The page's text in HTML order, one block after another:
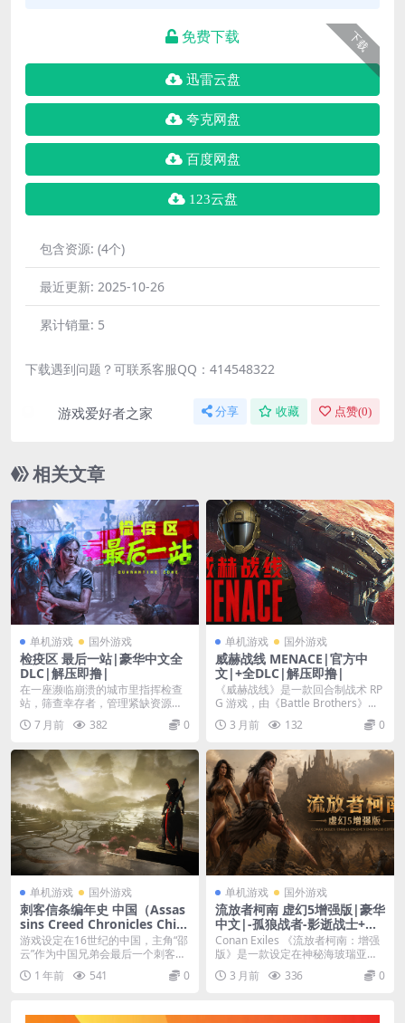
下载
免费下载
迅雷云盘
夸克网盘
百度网盘
123云盘
包含资源: (4个)
最近更新: 2025-10-26
累计销量: 5
下载遇到问题？可联系客服QQ：414548322
游戏爱好者之家 分享 收藏 点赞(0)
相关文章
单机游戏 国外游戏
检疫区 最后一站|豪华中文全
DLC|解压即撸|
在一座濒临崩溃的城市里指挥检查
站，筛查幸存者，管理紧缺资源，
抵御不死者的入侵。你...
7 月前 382 0
单机游戏 国外游戏
威赫战线 MENACE|官方中
文|+全DLC|解压即撸|
《威赫战线》是一款回合制战术 RP
G 游戏，由《Battle Brothers》...
3 月前
132 0
单机游戏 国外游戏
刺客信条编年史 中国（Assas
sins Creed Chronicles Chin
a）免安装中文版
游戏设定在16世纪的中国，主角“邵
云”作为中国兄弟会最后一个刺客，
带着复仇之心重...
1 年前 541 0
单机游戏 国外游戏
流放者柯南 虚幻5增强版|豪华
中文|-孤狼战者-影逝战士+预
购特典+全DLC|解压即撸|
Conan Exiles 《流放者柯南：增强
版》是一款设定在神秘海玻瑞亚大
陆的开...
3 月前 336 0